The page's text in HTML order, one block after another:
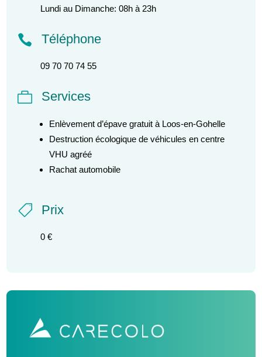
Lundi au Dimanche: 08h à 23h
 Téléphone
09 70 70 74 55
 Services
Enlèvement d’épave gratuit à Loos-en-Gohelle
Destruction écologique de véhicules en centre
VHU agréé
Rachat automobile
 Prix
0 €